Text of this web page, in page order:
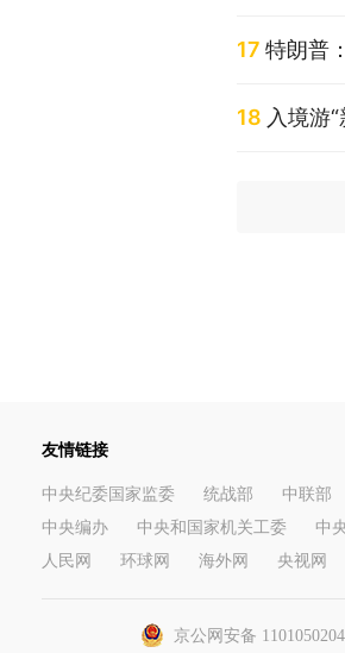
17 特朗普
18 入境游
友情链接
中央纪委国家监委 统战部 中联部
中央编办
中央和国家机关工委 中
人民网
环球网 海外网 央视网
京公网安备